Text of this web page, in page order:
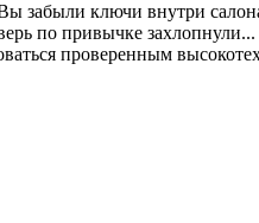
забыли ключи внутри
по привычке
проверенным